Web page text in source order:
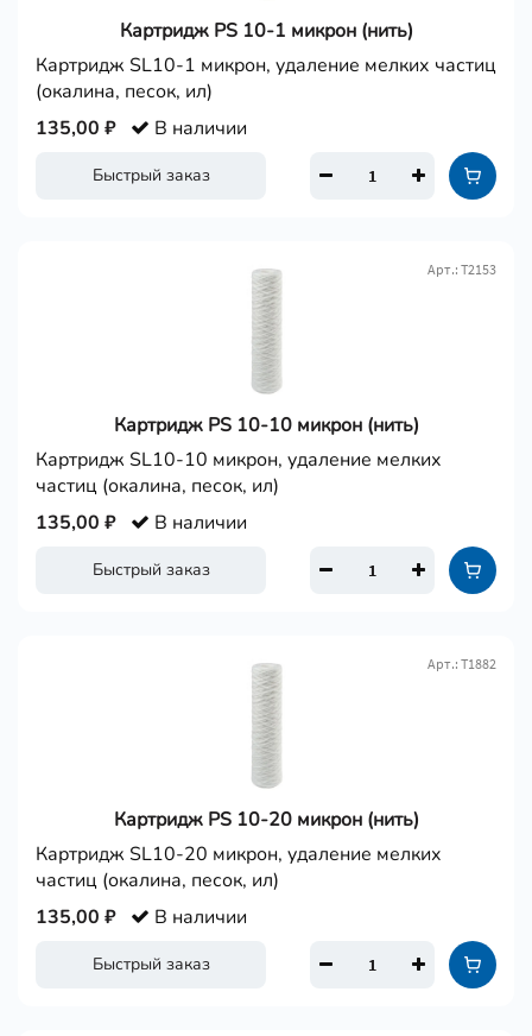
Картридж PS 10-1 микрон (нить)
Картридж SL10-1 микрон, удаление мелких частиц
(окалина, песок, ил)
Быстрый заказ
135,00 ₽ В наличии
Картридж PS 10-10 микрон (нить)
Арт.: Т2153
Картридж SL10-10 микрон, удаление мелких
частиц (окалина, песок, ил)
Быстрый заказ
135,00 ₽ В наличии
Картридж PS 10-20 микрон (нить)
Арт.: Т1882
Картридж SL10-20 микрон, удаление мелких
частиц (окалина, песок, ил)
Быстрый заказ
135,00 ₽ В наличии